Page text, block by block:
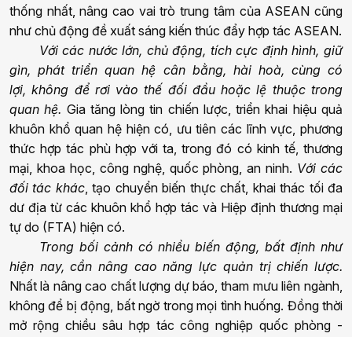
thống nhất, nâng cao vai trò trung tâm của ASEAN cũng
như chủ động đề xuất sáng kiến thúc đẩy hợp tác ASEAN.
Với các nước lớn, chủ động, tích cực định hình, giữ
gìn, phát triển quan hệ cân bằng, hài hoà, cùng có
lợi,không để rơi vào thế đối đầu hoặc lệ thuộc trong
quan hệ. Gia tăng lòng tin chiến lược, triển khai hiệu quả
khuôn khổ quan hệ hiện có, ưu tiên các lĩnh vực, phương
thức hợp tác phù hợp với ta, trong đó có kinh tế, thương
mại, khoa học, công nghệ, quốc phòng, an ninh. Với các
đối tác khác, tạo chuyển biến thực chất, khai thác tối đa
dư địa từ các khuôn khổ hợp tác và Hiệp định thương mại
tự do (FTA) hiện có.
Trong bối cảnh có nhiều biến động, bất định như
hiện nay, cần nâng cao năng lực quản trị chiến lược.
Nhất là nâng cao chất lượng dự báo, tham mưu liên ngành,
không để bị động, bất ngờ trong mọi tình huống. Đồng thời
mở rộng chiều sâu hợp tác công nghiệp quốc phòng -